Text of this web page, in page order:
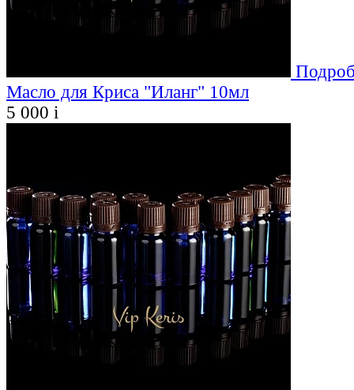
Масло для Криса "Иланг" 10мл
5 000 i